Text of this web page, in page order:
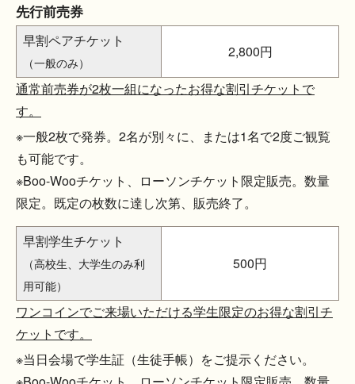
先行前売券
早割ペアチケット
（一般のみ）
2,800円
通常前売券が2枚一組になったお得な割引チケットで
す。
※一般2枚で発券。2名が別々に、または1名で2度ご観覧
も可能です。
※Boo-Wooチケット、ローソンチケット限定販売。数量
限定。既定の枚数に達し次第、販売終了。
早割学生チケット
（高校生、大学生のみ利
用可能）
500円
ワンコインでご来場いただける学生限定のお得な割引チ
ケットです。
※当日会場で学生証（生徒手帳）をご提示ください。